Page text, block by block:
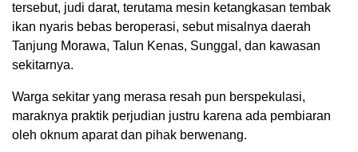
tersebut, judi darat, terutama mesin ketangkasan tembak
ikan nyaris bebas beroperasi, sebut misalnya daerah
Tanjung Morawa, Talun Kenas, Sunggal, dan kawasan
sekitarnya.
Warga sekitar yang merasa resah pun berspekulasi,
maraknya praktik perjudian justru karena ada pembiaran
oleh oknum aparat dan pihak berwenang.